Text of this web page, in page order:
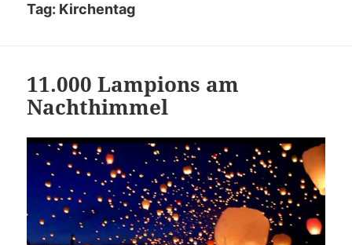
Tag: Kirchentag
11.000 Lampions am
Nachthimmel